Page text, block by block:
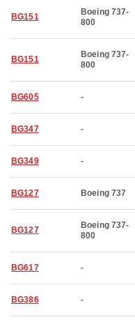
BG151
Boeing 737-
800
BG151
Boeing 737-
800
BG605 -
BG347 -
BG349 -
BG127 Boeing 737
BG127
Boeing 737-
800
BG617 -
BG386 -